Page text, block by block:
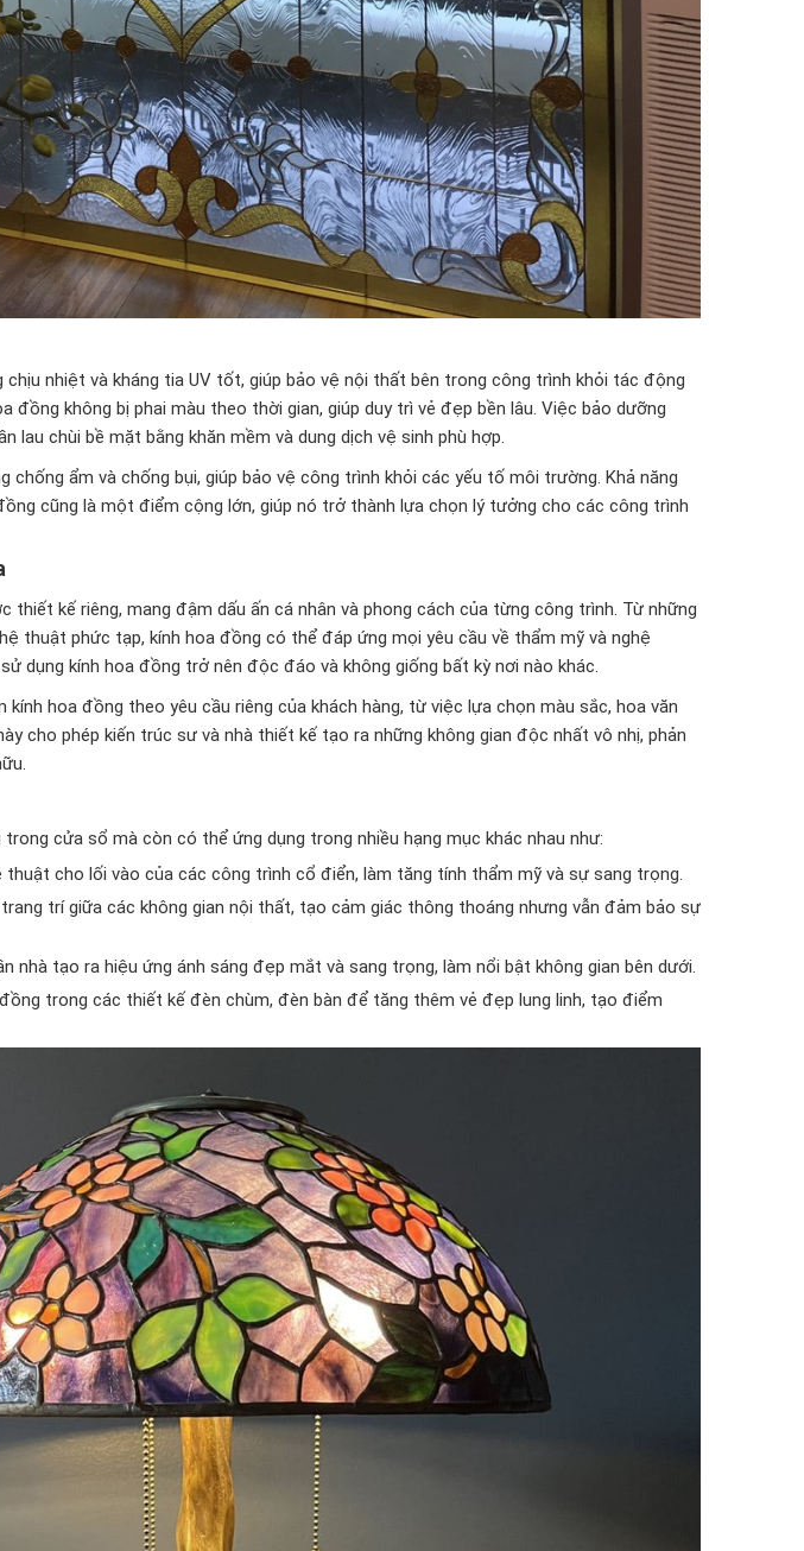
chịu nhiệt và kháng tia UV tốt, giúp bảo vệ nội thất bên trong công trình khỏi tác động
đồng không bị phai màu theo thời gian, giúp duy trì vẻ đẹp bền lâu. Việc bảo dưỡng
lau chùi bề mặt bằng khăn mềm và dung dịch vệ sinh phù hợp.
chống ẩm và chống bụi, giúp bảo vệ công trình khỏi các yếu tố môi trường. Khả năng
cũng là một điểm cộng lớn, giúp nó trở thành lựa chọn lý tưởng cho các công trình
kế riêng, mang đậm dấu ấn cá nhân và phong cách của từng công trình. Từ những
thuật phức tạp, kính hoa đồng có thể đáp ứng mọi yêu cầu về thẩm mỹ và nghệ
dụng kính hoa đồng trở nên độc đáo và không giống bất kỳ nơi nào khác.
hoa đồng theo yêu cầu riêng của khách hàng, từ việc lựa chọn màu sắc, hoa văn
cho phép kiến trúc sư và nhà thiết kế tạo ra những không gian độc nhất vô nhị, phản
cửa sổ mà còn có thể ứng dụng trong nhiều hạng mục khác nhau như:
thuật cho lối vào của các công trình cổ điển, làm tăng tính thẩm mỹ và sự sang trọng.
trang trí giữa các không gian nội thất, tạo cảm giác thông thoáng nhưng vẫn đảm bảo sự
nhà tạo ra hiệu ứng ánh sáng đẹp mắt và sang trọng, làm nổi bật không gian bên dưới.
trong các thiết kế đèn chùm, đèn bàn để tăng thêm vẻ đẹp lung linh, tạo điểm